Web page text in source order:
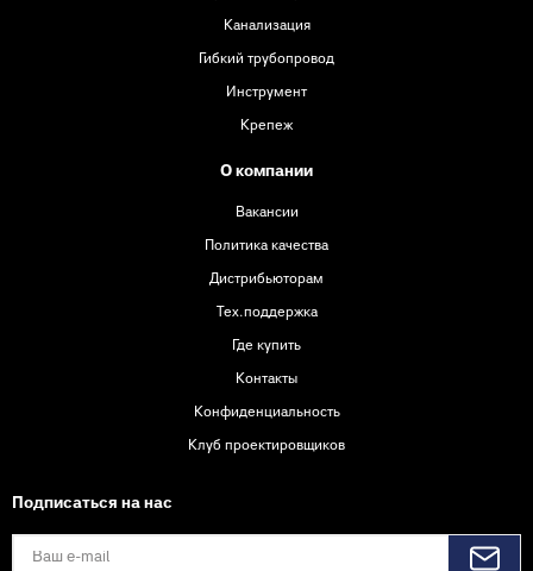
Канализация
Гибкий трубопровод
Инструмент
Крепеж
О компании
Вакансии
Политика качества
Дистрибьюторам
Тех.поддержка
Где купить
Контакты
Конфиденциальность
Клуб проектировщиков
Подписаться на нас